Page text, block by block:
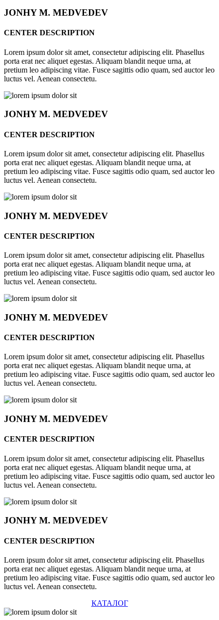
JONHYM. MEDVEDEV
CENTER DESCRIPTION
Lorem ipsum dolor sit amet, consectetur adipiscing elit. Phasellus
porta erat nec aliquet egestas. Aliquam blandit neque urna, at
pretium leo adipiscing vitae. Fusce sagittis odio quam, sed auctor leo
luctus vel. Aenean consectetu.
JONHYM. MEDVEDEV
CENTER DESCRIPTION
Lorem ipsum dolor sit amet, consectetur adipiscing elit. Phasellus
porta erat nec aliquet egestas. Aliquam blandit neque urna, at
pretium leo adipiscing vitae. Fusce sagittis odio quam, sed auctor leo
luctus vel. Aenean consectetu.
JONHYM. MEDVEDEV
CENTER DESCRIPTION
Lorem ipsum dolor sit amet, consectetur adipiscing elit. Phasellus
porta erat nec aliquet egestas. Aliquam blandit neque urna, at
pretium leo adipiscing vitae. Fusce sagittis odio quam, sed auctor leo
luctus vel. Aenean consectetu.
JONHYM. MEDVEDEV
CENTER DESCRIPTION
Lorem ipsum dolor sit amet, consectetur adipiscing elit. Phasellus
porta erat nec aliquet egestas. Aliquam blandit neque urna, at
pretium leo adipiscing vitae. Fusce sagittis odio quam, sed auctor leo
luctus vel. Aenean consectetu.
JONHYM. MEDVEDEV
CENTER DESCRIPTION
Lorem ipsum dolor sit amet, consectetur adipiscing elit. Phasellus
porta erat nec aliquet egestas. Aliquam blandit neque urna, at
pretium leo adipiscing vitae. Fusce sagittis odio quam, sed auctor leo
luctus vel. Aenean consectetu.
JONHYM. MEDVEDEV
CENTER DESCRIPTION
Lorem ipsum dolor sit amet, consectetur adipiscing elit. Phasellus
porta erat nec aliquet egestas. Aliquam blandit neque urna, at
pretium leo adipiscing vitae. Fusce sagittis odio quam, sed auctor leo
luctus vel. Aenean consectetu.
КАТАЛОГ